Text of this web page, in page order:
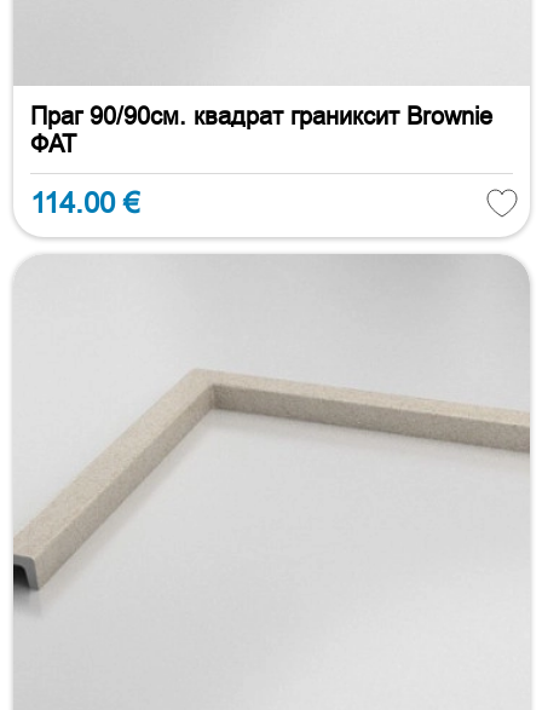
Праг 90/90см. квадрат граниксит Brownie
ФАТ
114.00 €